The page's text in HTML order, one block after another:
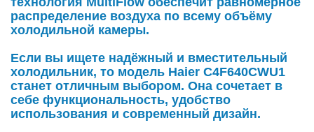
распределение воздуха по всему объёму
холодильной камеры.
Если вы ищете надёжный и вместительный
холодильник, то модель Haier C4F640CWU1
станет отличным выбором. Она сочетает в
себе функциональность, удобство
использования и современный дизайн.